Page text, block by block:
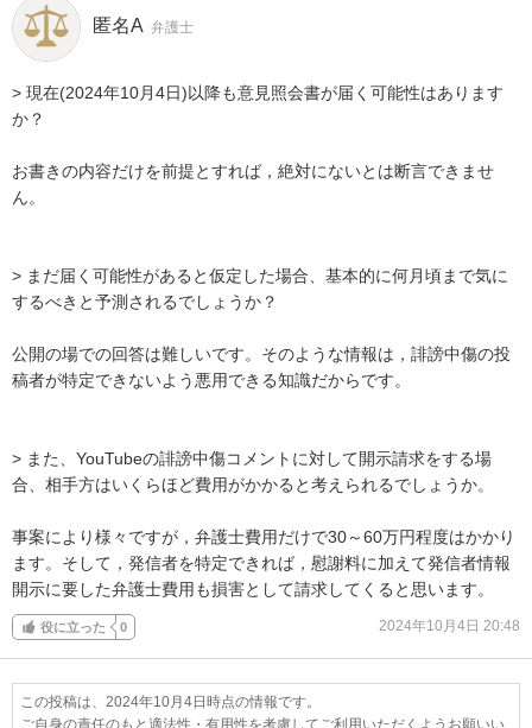
匿名A 弁護士
> 現在(2024年10月4日)以降も意見照会書が届く可能性はあります
か？
お書きの内容だけを前提とすれば，絶対にないとは断言できませ
ん。
> まだ届く可能性があると仮定した場合、基本的に何月頃まで気に
するべきと予測されるでしょうか？
公開の場での回答は難しいです。そのような情報は，誹謗中傷の投
稿者が特定できないよう悪用できる知識だからです。
> また、YouTubeの誹謗中傷コメントに対して開示請求をする場
合、相手方はいくらほど費用がかかると考えられるでしょうか。
事案により様々ですが，弁護士費用だけで30～60万円程度はかかり
ます。そして，発信者を特定できれば，慰謝料に加えて発信者情報
開示に要した弁護士費用も損害として請求してくると思います。
役に立った 0 2024年10月4日 20:48
この投稿は、2024年10月4日時点の情報です。
ご自身の責任のもと適法性・有用性を考慮してご利用いただくようお願いい